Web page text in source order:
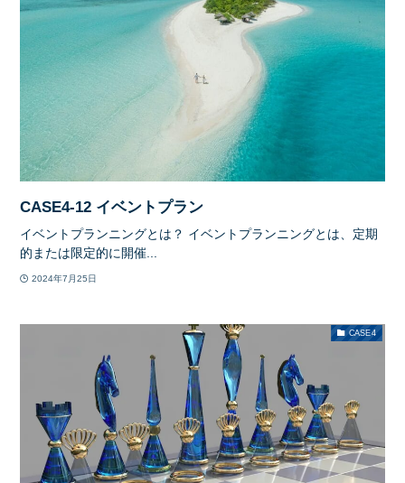
CASE4-12 イベントプラン
イベントプランニングとは？ イベントプランニングとは、定期
的または限定的に開催...
2024年7月25日
CASE4